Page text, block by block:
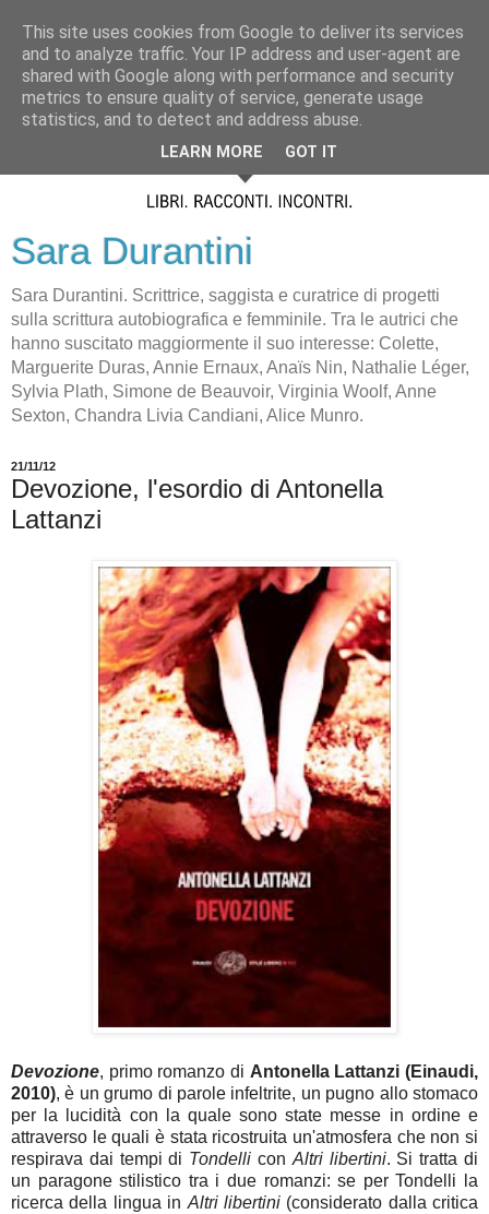
Sara Durantini
Sara Durantini. Scrittrice, saggista e curatrice di progetti
sulla scrittura autobiografica e femminile. Tra le autrici che
hanno suscitato maggiormente il suo interesse: Colette,
Marguerite Duras, Annie Ernaux, Anaïs Nin, Nathalie Léger,
Sylvia Plath, Simone de Beauvoir, Virginia Woolf, Anne
Sexton, Chandra Livia Candiani, Alice Munro.
21/11/12
Devozione, l'esordio di Antonella
Lattanzi
Devozione, primo romanzo di Antonella Lattanzi (Einaudi,
2010), è un grumo di parole infeltrite, un pugno allo stomaco
per la lucidità con la quale sono state messe in ordine e
attraverso le quali è stata ricostruita un'atmosfera che non si
respirava dai tempi di Tondellicon Altri libertini. Si tratta di
un paragone stilistico tra i due romanzi: se per Tondelli la
ricerca della lingua in Altri libertini (considerato dalla critica
This site uses cookies from Google to deliver its services
and to analyze traffic. Your IP address and user-agent are
shared with Google along with performance and security
metrics to ensure quality of service, generate usage
statistics, and to detect and address abuse.
LEARN MORE GOT IT